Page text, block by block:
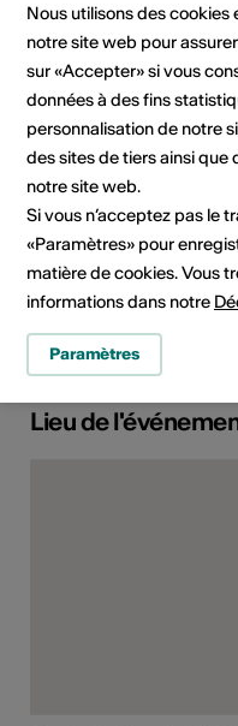
Domaine
Lieu de
Nous utilisons des
notre site web pour
sur «Accepter» si vous
données à des fins
personnalisation de notre
des sites de tiers ainsi que
notre site web.
Si vous n’acceptez pas le
«Paramètres» pour
matière de cookies. Vous
informations dans notre
Paramètres